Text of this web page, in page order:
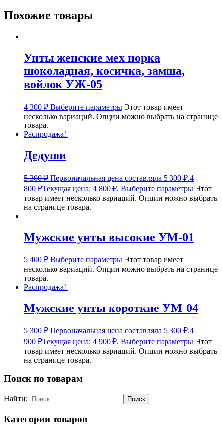
Похожие товары
Унты женские мех норка
шоколадная, косичка, замша,
войлок УЖ-05
4 300 ₽ Выберите параметры Этот товар имеет
несколько вариаций. Опции можно выбрать на странице
товара.
Распродажа!
Дедуши
5 300₽ Первоначальная цена составляла 5 300 ₽.4
800 ₽Текущая цена: 4 800 ₽. Выберите параметры Этот
товар имеет несколько вариаций. Опции можно выбрать
на странице товара.
Мужские унты высокие УМ-01
5 400 ₽ Выберите параметры Этот товар имеет
несколько вариаций. Опции можно выбрать на странице
товара.
Распродажа!
Мужские унты короткие УМ-04
5 300₽ Первоначальная цена составляла 5 300 ₽.4
900 ₽Текущая цена: 4 900 ₽. Выберите параметры Этот
товар имеет несколько вариаций. Опции можно выбрать
на странице товара.
Поиск по товарам
Найти:
Категории товаров